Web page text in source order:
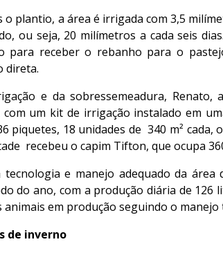
o plantio, a área é irrigada com 3,5
ou seja, 20 milímetros a cada seis
para receber o rebanho para o
direta.
e da sobressemeadura,
com um kit de irrigação instalado em
piquetes, 18 unidades de 340 m² cada,
recebeu o capim Tifton, que ocupa
tecnologia e manejo adequado da
do ano, com a produção diária de 126
animais em produção seguindo o manejo
de inverno